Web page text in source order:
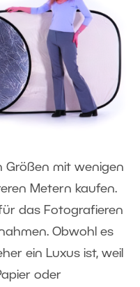
Größen mit wenigen
Metern kaufen.
das Fotografieren
Obwohl es
ein Luxus ist, weil
oder